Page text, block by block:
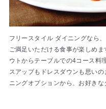
フリースタイル ダイニングなら
ご満足いただける食事が楽しめ
ウトからテーブルでの4コース料
スアップもドレスダウンも思い
ニングオプションから、お好き